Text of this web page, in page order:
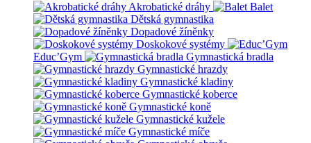
Akrobatické dráhy
Balet
Dětská gymnastika
Dopadové žíněnky
Doskokové systémy
Educ’Gym
Gymnastická bradla
Gymnastické hrazdy
Gymnastické kladiny
Gymnastické koberce
Gymnastické koně
Gymnastické kužele
Gymnastické míče